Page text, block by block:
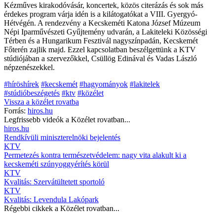
Kézműves kirakodóvásár, koncertek, közös citerázás és sok más
érdekes program várja idén is a kilátogatókat a VIII. Gyergyó-
Hétvégén. A rendezvény a Kecskeméti Katona József Múzeum
Népi Iparművészeti Gyűjtemény udvarán, a Lakiteleki Közösségi
Térben és a Hungarikum Fesztivál nagyszínpadán, Kecskemét
Főterén zajlik majd. Ezzel kapcsolatban beszélgettünk a KTV
stúdiójában a szervezőkkel, Csüllög Edinával és Vadas László
népzenészekkel.
#híröshírek #kecskemét #hagyományok #lakitelek
#stúdióbeszégetés #ktv #közélet
Vissza a közélet rovatba
Forrás: hiros.hu
Legfrissebb videók a Közélet rovatban...
hiros.hu
Rendkívüli miniszterelnöki bejelentés
KTV
Permetezés kontra természetvédelem: nagy vita alakult ki a
kecskeméti szúnyoggyérítés körül
KTV
Kvalitás: Szervátültetett sportoló
KTV
Kvalitás: Levendula Lakópark
Régebbi cikkek a Közélet rovatban...